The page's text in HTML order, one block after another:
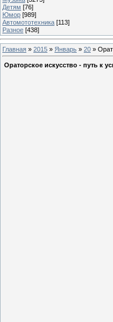
Детям [76]
Юмор [989]
Автомототехника [113]
Разное [438]
Главная » 2015 » Январь » 20 »
Ораторское искусство - путь к